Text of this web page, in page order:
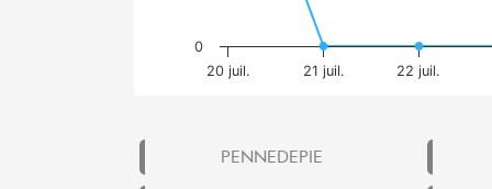
20 juil. 21 juil. 22 juil.
0
PENNEDEPIE